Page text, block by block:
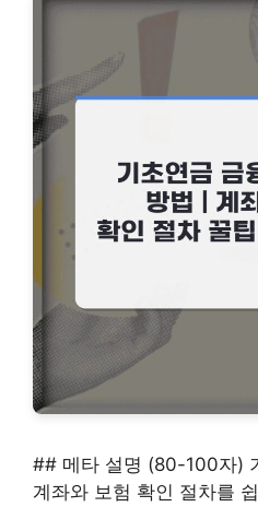
## 메타 설명 (80-100자)
계좌와 보험 확인 절차를